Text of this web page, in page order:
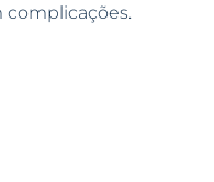
complicações.